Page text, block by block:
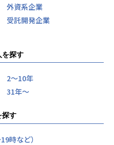
外資系企業
受託開発企業
を探す
2〜10年
31年〜
探す
時など）